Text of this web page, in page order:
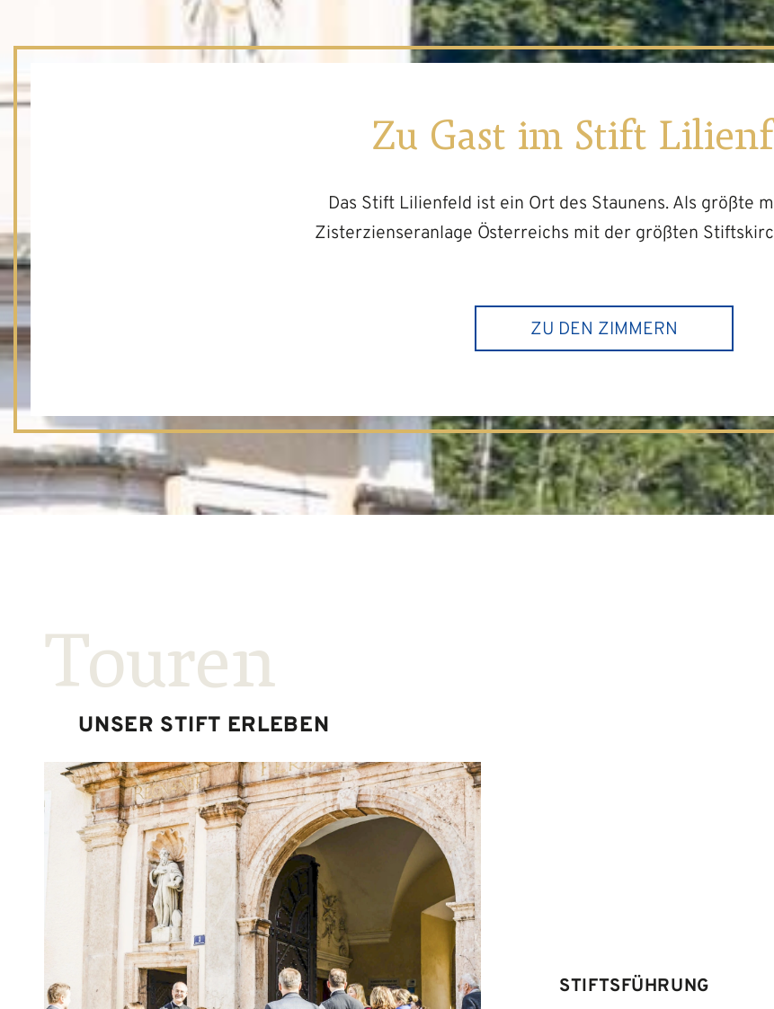
Zu Gast im Stift
Das Stift Lilienfeld ist ein Ort des Staunens. Als größte
Zisterzienseranlage Österreichs mit der größten
ZU DEN ZIMMERN
Touren
UNSER STIFT ERLEBEN
STIFTSFÜHRUNG